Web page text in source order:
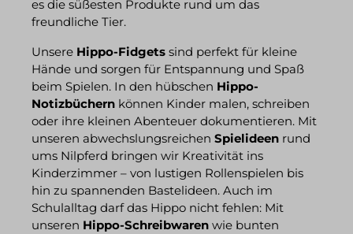
es die süßesten Produkte rund um das
freundliche Tier.
Unsere Hippo-Fidgets sind perfekt für kleine
Hände und sorgen für Entspannung und Spaß
beim Spielen. In den hübschen Hippo-
Notizbüchern können Kinder malen, schreiben
oder ihre kleinen Abenteuer dokumentieren. Mit
unseren abwechslungsreichen Spielideen rund
ums Nilpferd bringen wir Kreativität ins
Kinderzimmer – von lustigen Rollenspielen bis
hin zu spannenden Bastelideen. Auch im
Schulalltag darf das Hippo nicht fehlen: Mit
unseren Hippo-Schreibwaren wie bunten